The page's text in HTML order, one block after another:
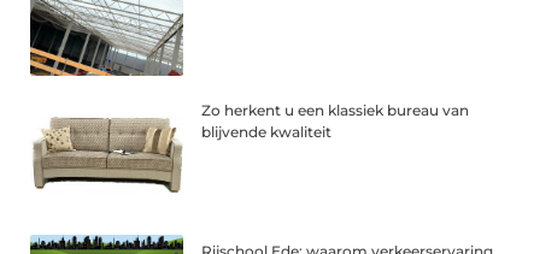
Zo herkent u een klassiek bureau van
blijvende kwaliteit